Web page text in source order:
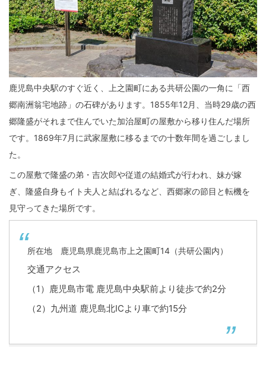
鹿児島中央駅のすぐ近く、上之園町にある共研公園の一角に「西
郷南洲翁宅地跡」の石碑があります。1855年12月、当時29歳の西
郷隆盛がそれまで住んでいた加治屋町の屋敷から移り住んだ場所
です。1869年7月に武家屋敷に移るまでの十数年間を過ごしまし
た。
この屋敷で隆盛の弟・吉次郎や従道の結婚式が行われ、妹が嫁
ぎ、隆盛自身もイト夫人と結ばれるなど、西郷家の節目と転機を
見守ってきた場所です。
所在地 鹿児島県鹿児島市上之園町14（共研公園内）
交通アクセス
（1）鹿児島市電 鹿児島中央駅前より徒歩で約2分
（2）九州道 鹿児島北ICより車で約15分